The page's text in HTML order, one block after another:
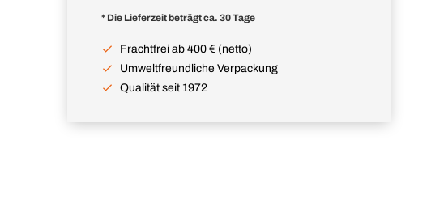
* Die Lieferzeit beträgt ca. 30 Tage
Frachtfrei ab 400 € (netto)
Umweltfreundliche Verpackung
Qualität seit 1972